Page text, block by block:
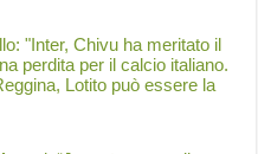
"Inter, Chivu ha meritato il
perdita per il calcio italiano.
Lotito può essere la